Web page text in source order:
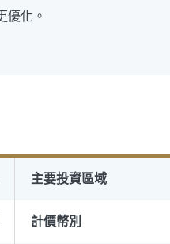
優化。
主要投資區域
計價幣別